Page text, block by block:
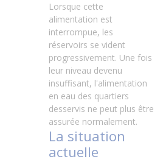
Lorsque cette
alimentation est
interrompue, les
réservoirs se vident
progressivement. Une fois
leur niveau devenu
insuffisant, l'alimentation
en eau des quartiers
desservis ne peut plus être
assurée normalement.
La situation
actuelle